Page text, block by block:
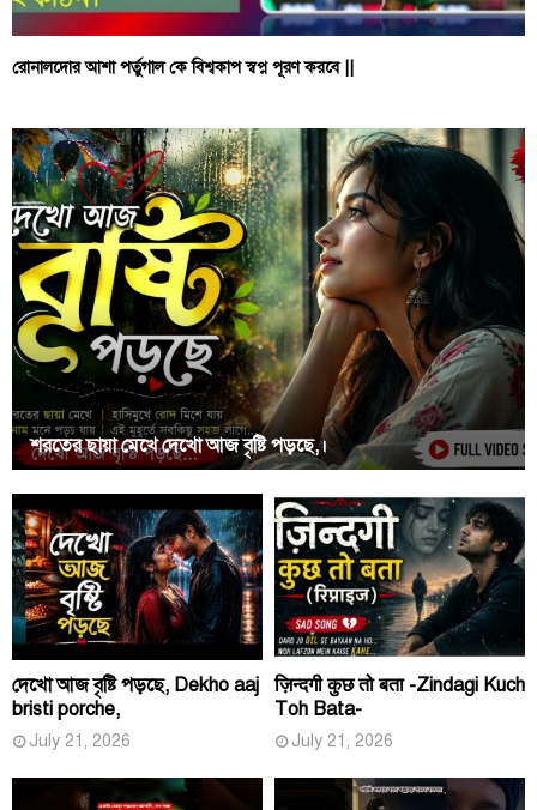
রোনালদোর আশা পর্তুগাল কে বিশ্বকাপ স্বপ্ন পূরণ করবে ||
শরতের ছায়া মেখে দেখো আজ বৃষ্টি পড়ছে,।
দেখো আজ বৃষ্টি পড়ছে, Dekho aaj
bristi porche,
July 21, 2026
ज़िन्दगी कुछ तो बता -Zindagi Kuch
Toh Bata-
July 21, 2026